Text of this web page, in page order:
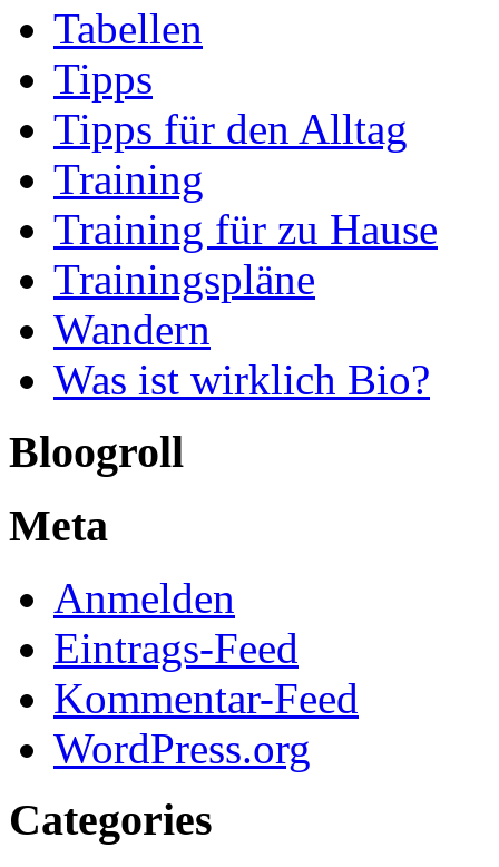
Tabellen
Tipps
Tipps für den Alltag
Training
Training für zu Hause
Trainingspläne
Wandern
Was ist wirklich Bio?
Bloogroll
Meta
Anmelden
Eintrags-Feed
Kommentar-Feed
WordPress.org
Categories